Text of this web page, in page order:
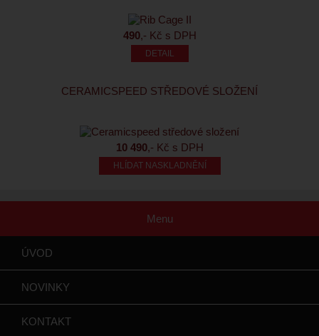
490,- Kč s DPH
CERAMICSPEED STŘEDOVÉ SLOŽENÍ
10 490,- Kč s DPH
HLÍDAT NASKLADNĚNÍ
Menu
ÚVOD
NOVINKY
KONTAKT